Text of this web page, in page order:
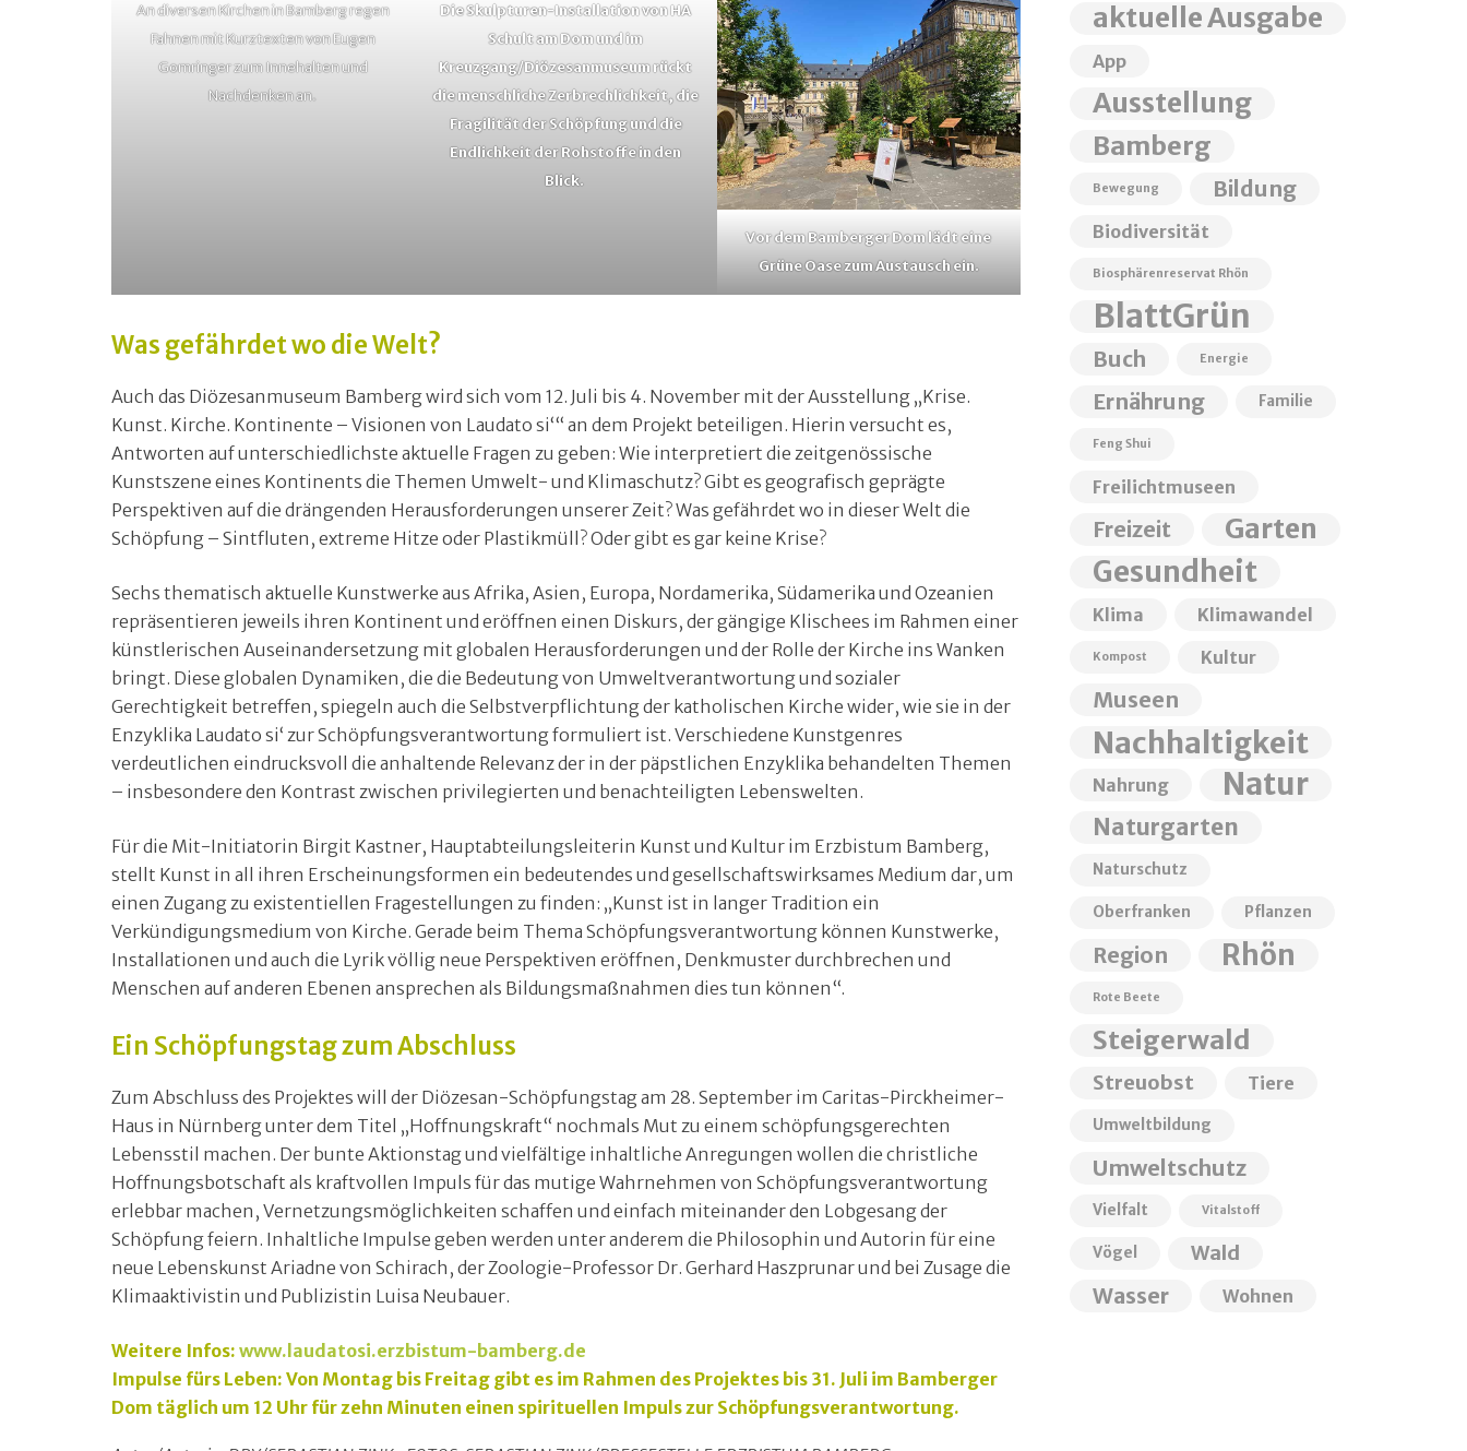
An diversen Kirchen in Bamberg regen
Fahnen mit Kurztexten von Eugen
Gomringer zum Innehalten und
Nachdenken an.
Die Skulpturen-Installation von HA
Schult am Dom und im
Kreuzgang/Diözesanmuseum rückt
die menschliche Zerbrechlichkeit, die
Fragilität der Schöpfung und die
Endlichkeit der Rohstoffe in den
Blick.
Vor dem Bamberger Dom lädt eine
Grüne Oase zum Austausch ein.
Was gefährdet wo die Welt?
Auch das Diözesanmuseum Bamberg wird sich vom 12. Juli bis 4. November mit der Ausstellung „Krise.
Kunst. Kirche. Kontinente – Visionen von Laudato si‘“ an dem Projekt beteiligen. Hierin versucht es,
Antworten auf unterschiedlichste aktuelle Fragen zu geben: Wie interpretiert die zeitgenössische
Kunstszene eines Kontinents die Themen Umwelt- und Klimaschutz? Gibt es geografisch geprägte
Perspektiven auf die drängenden Herausforderungen unserer Zeit? Was gefährdet wo in dieser Welt die
Schöpfung – Sintfluten, extreme Hitze oder Plastikmüll? Oder gibt es gar keine Krise?
Sechs thematisch aktuelle Kunstwerke aus Afrika, Asien, Europa, Nordamerika, Südamerika und Ozeanien
repräsentieren jeweils ihren Kontinent und eröffnen einen Diskurs, der gängige Klischees im Rahmen einer
künstlerischen Auseinandersetzung mit globalen Herausforderungen und der Rolle der Kirche ins Wanken
bringt. Diese globalen Dynamiken, die die Bedeutung von Umweltverantwortung und sozialer
Gerechtigkeit betreffen, spiegeln auch die Selbstverpflichtung der katholischen Kirche wider, wie sie in der
Enzyklika Laudato si‘ zur Schöpfungsverantwortung formuliert ist. Verschiedene Kunstgenres
verdeutlichen eindrucksvoll die anhaltende Relevanz der in der päpstlichen Enzyklika behandelten Themen
– insbesondere den Kontrast zwischen privilegierten und benachteiligten Lebenswelten.
Für die Mit-Initiatorin Birgit Kastner, Hauptabteilungsleiterin Kunst und Kultur im Erzbistum Bamberg,
stellt Kunst in all ihren Erscheinungsformen ein bedeutendes und gesellschaftswirksames Medium dar, um
einen Zugang zu existentiellen Fragestellungen zu finden: „Kunst ist in langer Tradition ein
Verkündigungsmedium von Kirche. Gerade beim Thema Schöpfungsverantwortung können Kunstwerke,
Installationen und auch die Lyrik völlig neue Perspektiven eröffnen, Denkmuster durchbrechen und
Menschen auf anderen Ebenen ansprechen als Bildungsmaßnahmen dies tun können“.
Ein Schöpfungstag zum Abschluss
Zum Abschluss des Projektes will der Diözesan-Schöpfungstag am 28. September im Caritas-Pirckheimer-
Haus in Nürnberg unter dem Titel „Hoffnungskraft“ nochmals Mut zu einem schöpfungsgerechten
Lebensstil machen. Der bunte Aktionstag und vielfältige inhaltliche Anregungen wollen die christliche
Hoffnungsbotschaft als kraftvollen Impuls für das mutige Wahrnehmen von Schöpfungsverantwortung
erlebbar machen, Vernetzungsmöglichkeiten schaffen und einfach miteinander den Lobgesang der
Schöpfung feiern. Inhaltliche Impulse geben werden unter anderem die Philosophin und Autorin für eine
neue Lebenskunst Ariadne von Schirach, der Zoologie-Professor Dr. Gerhard Haszprunar und bei Zusage die
Klimaaktivistin und Publizistin Luisa Neubauer.
Weitere Infos: www.laudatosi.erzbistum-bamberg.de
Impulse fürs Leben: Von Montag bis Freitag gibt es im Rahmen des Projektes bis 31. Juli im Bamberger
Dom täglich um 12 Uhr für zehn Minuten einen spirituellen Impuls zur Schöpfungsverantwortung.
aktuelle Ausgabe
App
Ausstellung
Bamberg
Bewegung Bildung
Biodiversität
Biosphärenreservat Rhön
BlattGrün
Buch Energie
Ernährung Familie
Feng Shui
Freilichtmuseen
Freizeit Garten
Gesundheit
Klima Klimawandel
Kompost Kultur
Museen
Nachhaltigkeit
Nahrung Natur
Naturgarten
Naturschutz
Oberfranken Pflanzen
Region Rhön
Rote Beete
Steigerwald
Streuobst Tiere
Umweltbildung
Umweltschutz
Vielfalt Vitalstoff
Vögel Wald
Wasser Wohnen